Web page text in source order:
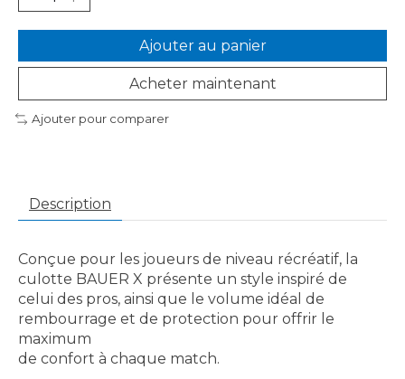
Ajouter au panier
Acheter maintenant
Ajouter pour comparer
Description
Conçue pour les joueurs de niveau récréatif, la
culotte BAUER X présente un style inspiré de
celui des pros, ainsi que le volume idéal de
rembourrage et de protection pour offrir le
maximum
de confort à chaque match.